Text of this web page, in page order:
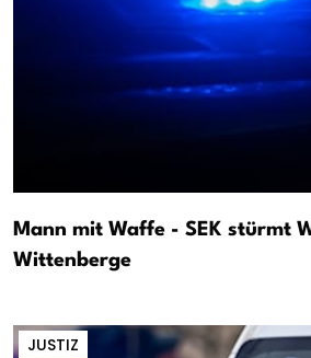
Mann mit Waffe - SEK stürmt
Wittenberge
JUSTIZ